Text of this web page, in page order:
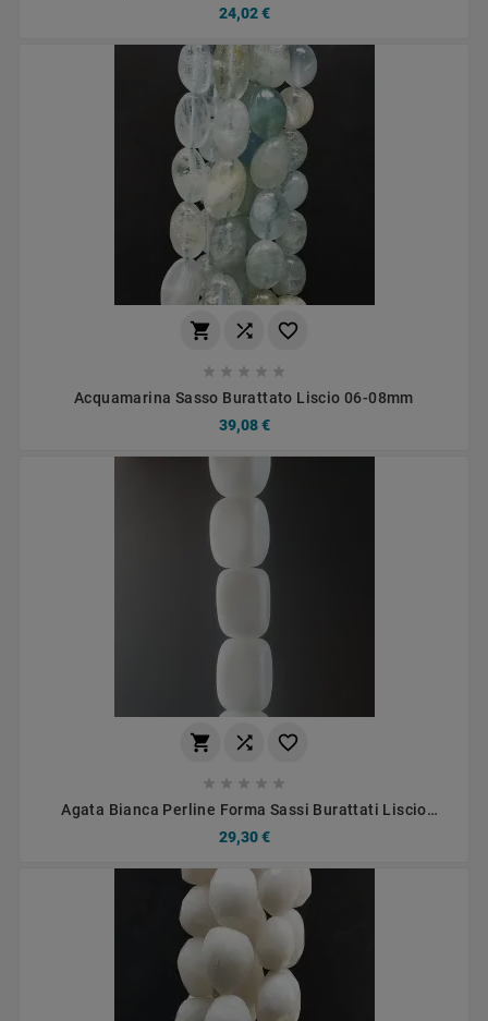
24,02 €
  
    
Acquamarina Sasso Burattato Liscio 06-08mm
39,08 €
  
    
Agata Bianca Perline Forma Sassi Burattati Liscio
29,30 €